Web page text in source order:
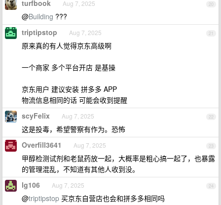
20
turfbook Aug 7, 2025
@Building ???
21
triptipstop Aug 7, 2025
原来真的有人觉得京东高级啊
一个商家 多个平台开店 是基操
京东用户 建议安装 拼多多 APP
物流信息相同的话 可能会收到提醒
22
scyFelix Aug 7, 2025
这是投毒，希望警察有作为。恐怖
23
Overfill3641 Aug 7, 2025
甲醇检测试剂和老鼠药放一起，大概率是粗心搞一起了，也暴露
的管理混乱，不知道有其他人收到没。
24
lg106 Aug 7, 2025
@triptipstop 买京东自营店也会和拼多多相同吗